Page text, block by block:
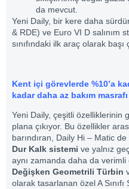
da mevcut.
Yeni Daily, bir kere daha
& RDE) ve Euro VI D salınım
sınıfındaki ilk araç olarak başı
Kent içi görevlerde %10’a
kadar daha az bakım masrafı
Yeni Daily, çeşitli özelliklerinin
plana çıkıyor. Bu özellikler
barındıran, Daily Hi – Matic
Dur Kalk sistemi ve yalnız
aynı zamanda daha da verimli
Değişken Geometrili Türbin
olarak tasarlanan özel A